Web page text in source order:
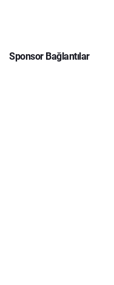
Sponsor Bağlantılar